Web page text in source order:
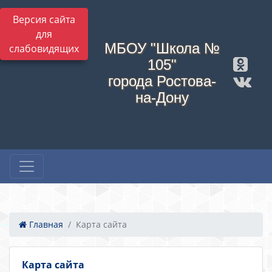
Версия сайта
для
слабовидящих
МБОУ "Школа №
105"
города Ростова-
на-Дону
Главная Карта сайта
Карта сайта